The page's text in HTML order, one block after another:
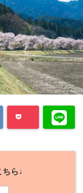
ら↓